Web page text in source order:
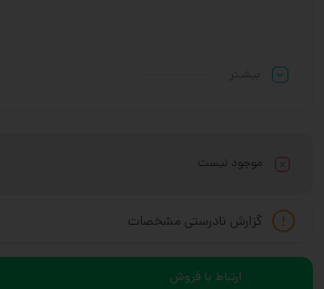
موجود نیست
گزارش نادرستی مشخصات
ارتباط با فروش